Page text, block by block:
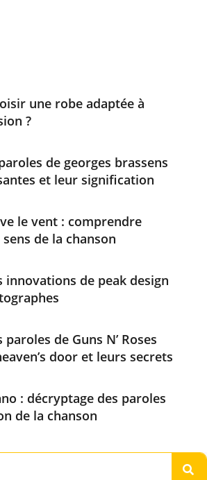
une robe adaptée à
?
de georges brassens
et leur signification
le vent : comprendre
de la chanson
innovations de peak design
de Guns N’ Roses
door et leurs secrets
: décryptage des paroles
de la chanson